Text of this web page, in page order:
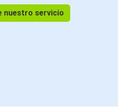
nuestro servicio